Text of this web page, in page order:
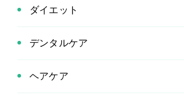
ダイエット
デンタルケア
ヘアケア